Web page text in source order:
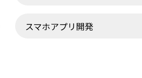
スマホアプリ開発